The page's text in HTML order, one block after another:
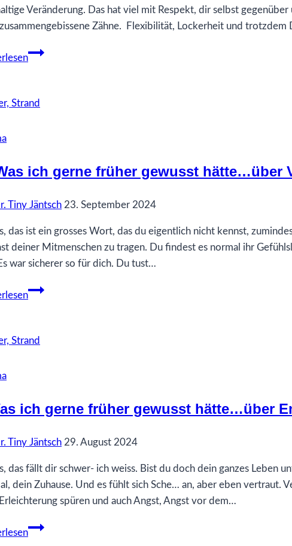
Veränderung. Das hat viel mit Respekt, dir selbst
Zähne. Flexibilität, Lockerheit und trotzdem
48
gerne
über
Disziplin
ich gerne früher gewusst hätte…über
Tiny Jäntsch 23. September 2024
das ist ein grosses Wort, das du eigentlich nicht kennst,
deiner Mitmenschen zu tragen. Du findest es normal ihr
war sicherer so für dich. Du tust…
21
gerne
über
Verantwortung
ich gerne früher gewusst hätte…über
Tiny Jäntsch 29. August 2024
das fällt dir schwer- ich weiss. Bist du doch dein ganzes Leben
dein Zuhause. Und es fühlt sich Sche… an, aber eben vertraut.
spüren und auch Angst, Angst vor dem…
4